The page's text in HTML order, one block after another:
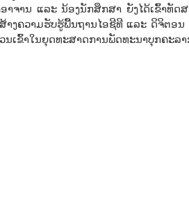
ຈານ ແລະ ນ້ອງນັກສຶກສາ ຍັງໄດ້ເຂົ້າທັດ
າງຄວາມຮັບຮູ້ພື້ນຖານໄອຊີທີ ແລະ ດິຈິຕອນ
ເຂົ້າໃນຍຸດທະສາດການພັດທະນາບຸກຄະລ